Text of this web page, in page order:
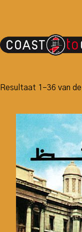
Resultaat 1–36 van